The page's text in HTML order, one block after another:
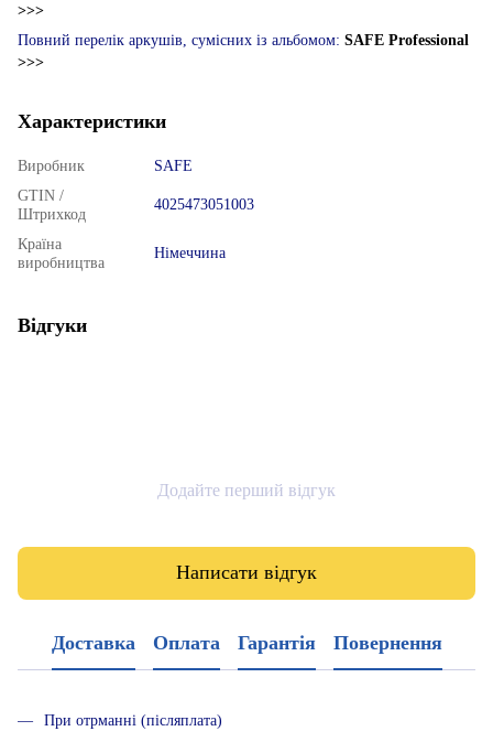
>>>
Повний перелік аркушів, сумісних із альбомом: SAFE Professional
>>>
Характеристики
Виробник
SAFE
GTIN /
Штрихкод
4025473051003
Країна
виробництва
Німеччина
Відгуки
Додайте перший відгук
Написати відгук
Доставка Оплата Гарантія Повернення
При отрманні (післяплата)